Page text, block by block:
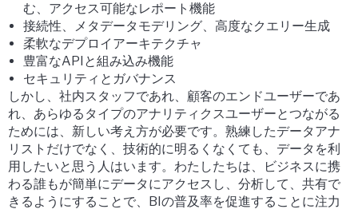
む、アクセス可能なレポート機能
接続性、メタデータモデリング、高度なクエリー生成
柔軟なデプロイアーキテクチャ
豊富なAPIと組み込み機能
セキュリティとガバナンス
しかし、社内スタッフであれ、顧客のエンドユーザーであ
れ、あらゆるタイプのアナリティクスユーザーとつながる
ためには、新しい考え方が必要です。熟練したデータアナ
リストだけでなく、技術的に明るくなくても、データを利
用したいと思う人はいます。わたしたちは、ビジネスに携
わる誰もが簡単にデータにアクセスし、分析して、共有で
きるようにすることで、BIの普及率を促進することに注力